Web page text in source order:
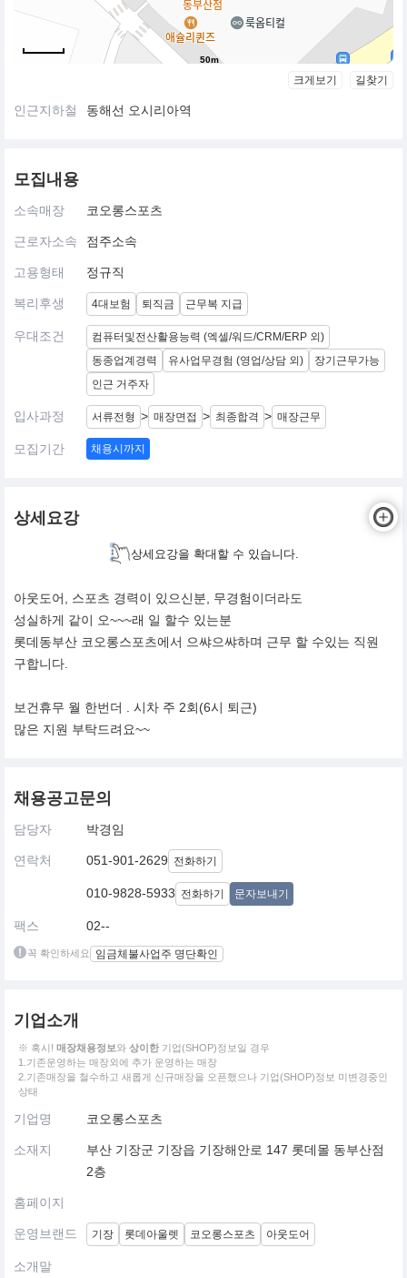
50m
크게보기 길찾기
인근지하철 동해선 오시리아역
모집내용
소속매장 코오롱스포츠
근로자소속 점주소속
고용형태 정규직
복리후생 4대보험 퇴직금 근무복 지급
우대조건
컴퓨터및전산활용능력 (엑셀/워드/CRM/ERP 외)
동종업계경력
유사업무경험 (영업/상담 외)
장기근무가능
인근 거주자
입사과정 서류전형 > 매장면접 > 최종합격 > 매장근무
모집기간 채용시까지
상세요강
상세요강을 확대할 수 있습니다.
아웃도어, 스포츠 경력이 있으신분, 무경험이더라도
성실하게 같이 오~~~래 일 할수 있는분
롯데동부산 코오롱스포츠에서 으쌰으쌰하며 근무 할 수있는 직원
구합니다.
보건휴무 월 한번더 . 시차 주 2회(6시 퇴근)
많은 지원 부탁드려요~~
채용공고문의
담당자 박경임
연락처 051-901-2629 전화하기
010-9828-5933 전화하기 문자보내기
팩스 02--
꼭 확인하세요 임금체불사업주 명단확인
기업소개
※ 혹시! 매장채용정보와 상이한 기업(SHOP)정보일 경우
1.기존운영하는 매장외에 추가 운영하는 매장
2.기존매장을 철수하고 새롭게 신규매장을 오픈했으나 기업(SHOP)정보 미변경중인
상태
기업명 코오롱스포츠
소재지
부산 기장군 기장읍 기장해안로 147 롯데몰 동부산점
2층
홈페이지
운영브랜드 기장 롯데아울렛 코오롱스포츠 아웃도어
소개말